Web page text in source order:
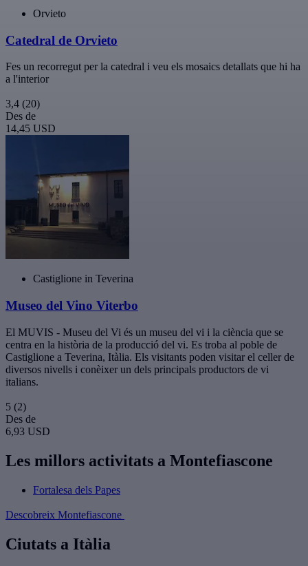
Orvieto
Catedral de Orvieto
Fes un recorregut per la catedral i veu els mosaics detallats que hi ha
a l'interior
3,4 (20)
Des de
14,45 USD
Castiglione in Teverina
Museo del Vino Viterbo
El MUVIS - Museu del Vi és un museu del vi i la ciència que se
centra en la història de la producció del vi. Es troba al poble de
Castiglione a Teverina, Itàlia. Els visitants poden visitar el celler de
diversos nivells i conèixer un dels principals productors de vi
italians.
5 (2)
Des de
6,93 USD
Les millors activitats a Montefiascone
Fortalesa dels Papes
Descobreix Montefiascone
Ciutats a Itàlia